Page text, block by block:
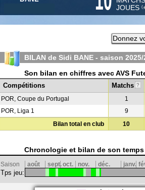
JOUES (
Donnez
BILAN de Sidi BANE - saison 2025/
Son bilan en chiffres avec AVS
Compétitions
Matchs ?
POR, Coupe du Portugal 1
POR, Liga 1
9
Bilan total en club
10
Chronologie et bilan de son temps
Saison août sept.oct. nov. déc. janv.
Tps jeu: